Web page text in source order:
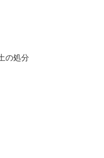
の処分